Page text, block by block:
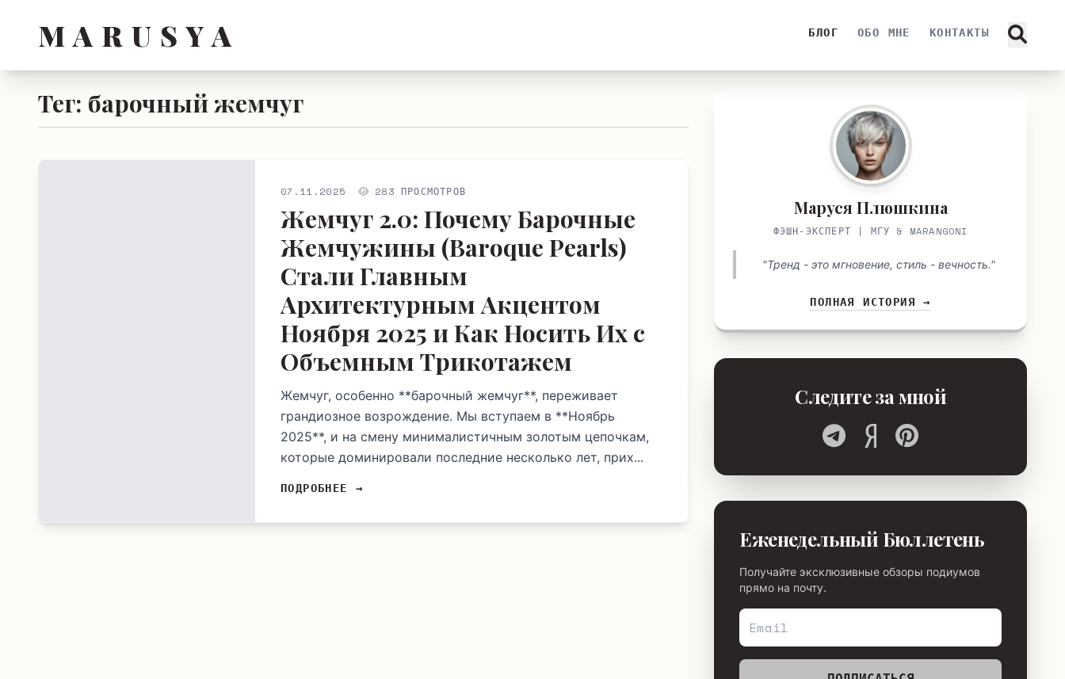
M A R U S Y A БЛОГ ОБО МНЕ КОНТАКТЫ
Тег: барочный жемчуг
07.11.2025 283 ПРОСМОТРОВ
Жемчуг 2.0: Почему Барочные
Жемчужины (Baroque Pearls)
Стали Главным
Архитектурным Акцентом
Ноября 2025 и Как Носить Их с
Объемным Трикотажем
Жемчуг, особенно **барочный жемчуг**, переживает
грандиозное возрождение. Мы вступаем в **Ноябрь
2025**, и на смену минималистичным золотым цепочкам,
которые доминировали последние несколько лет, прих...
ПОДРОБНЕЕ →
Маруся Плюшкина
ФЭШН-ЭКСПЕРТ | МГУ & MARANGONI
"Тренд - это мгновение, стиль - вечность."
ПОЛНАЯ ИСТОРИЯ →
Следите за мной
Еженедельный Бюллетень
Получайте эксклюзивные обзоры подиумов
прямо на почту.